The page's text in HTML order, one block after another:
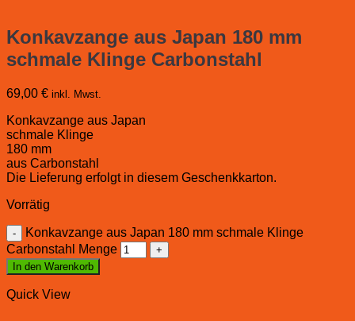
Konkavzange aus Japan 180 mm
schmale Klinge Carbonstahl
69,00 € inkl. Mwst.
Konkavzange aus Japan
schmale Klinge
180 mm
aus Carbonstahl
Die Lieferung erfolgt in diesem Geschenkkarton.
Vorrätig
Konkavzange aus Japan 180 mm schmale Klinge
Carbonstahl Menge
In den Warenkorb
Quick View